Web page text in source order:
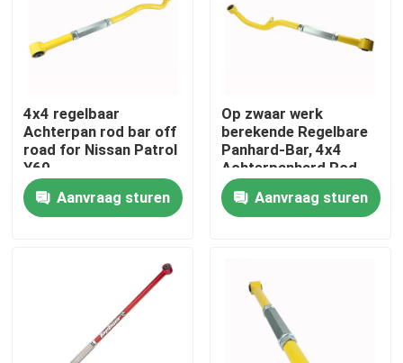
Kwaliteitscontrole
Neem contact met ons op
Vraag een offerte
Regelbare GasSchokbrekers
4x4 regelbaar
Achterpan rod bar off
road for Nissan Patrol
Y60
Aanvraag sturen
Op zwaar werk
berekende Regelbare
Panhard-Bar, 4x4
Achterpanhard Rod
For Toyota
LandCruiser 80
Aanvraag sturen